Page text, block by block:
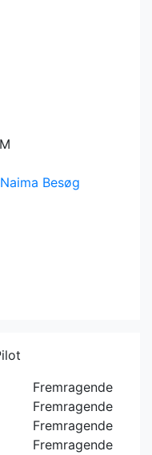
Besøg
Fremragende
Fremragende
Fremragende
Fremragende